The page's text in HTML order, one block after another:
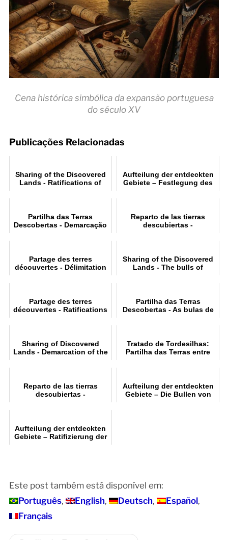
Cena histórica simbólica da expansão portuguesa
do século XV
Publicações Relacionadas
Sharing of the Discovered
Lands - Ratifications of
Aufteilung der entdeckten
Gebiete – Festlegung des
Partilha das Terras
Descobertas - Demarcação
Reparto de las tierras
descubiertas -
Partage des terres
découvertes - Délimitation
Sharing of the Discovered
Lands - The bulls of
Partage des terres
découvertes - Ratifications
Partilha das Terras
Descobertas - As bulas de
Sharing of Discovered
Lands - Demarcation of the
Tratado de Tordesilhas:
Partilha das Terras entre
Reparto de las tierras
descubiertas -
Aufteilung der entdeckten
Gebiete – Die Bullen von
Aufteilung der entdeckten
Gebiete – Ratifizierung der
Este post também está disponível em:
Português
English Deutsch
Español
Français